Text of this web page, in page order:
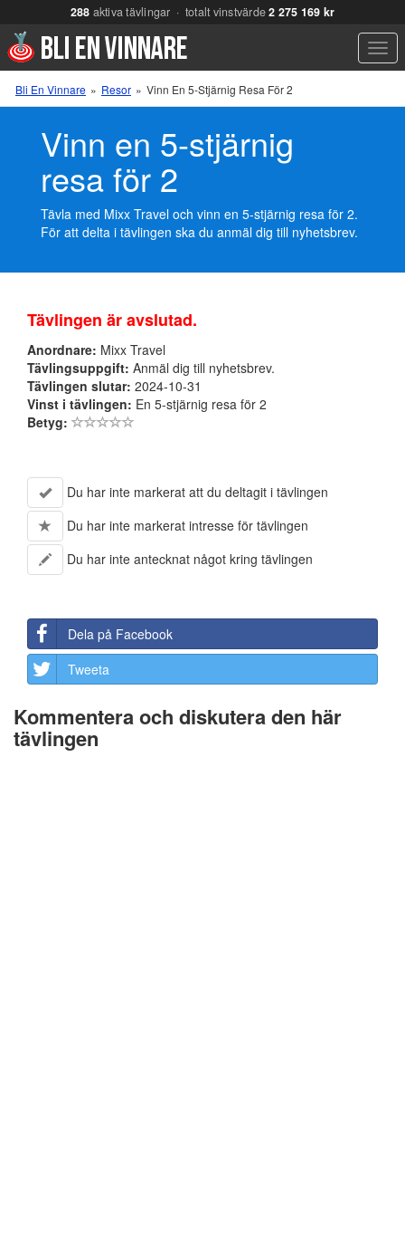
288 aktiva tävlingar · totalt vinstvärde2 275 169 kr
Bli En Vinnare » Resor » Vinn En 5-Stjärnig Resa För 2
Vinn en 5-stjärnig
resa för 2
Tävla med Mixx Travel och vinn en 5-stjärnig resa för 2.
För att delta i tävlingen ska du anmäl dig till nyhetsbrev.
Tävlingen är avslutad.
Anordnare: Mixx Travel
Tävlingsuppgift: Anmäl dig till nyhetsbrev.
Tävlingen slutar: 2024-10-31
Vinst i tävlingen: En 5-stjärnig resa för 2
Betyg:
Du har inte markerat att du deltagit i tävlingen
Du har inte markerat intresse för tävlingen
Du har inte antecknat något kring tävlingen
Dela på Facebook
Tweeta
Kommentera och diskutera den här
tävlingen